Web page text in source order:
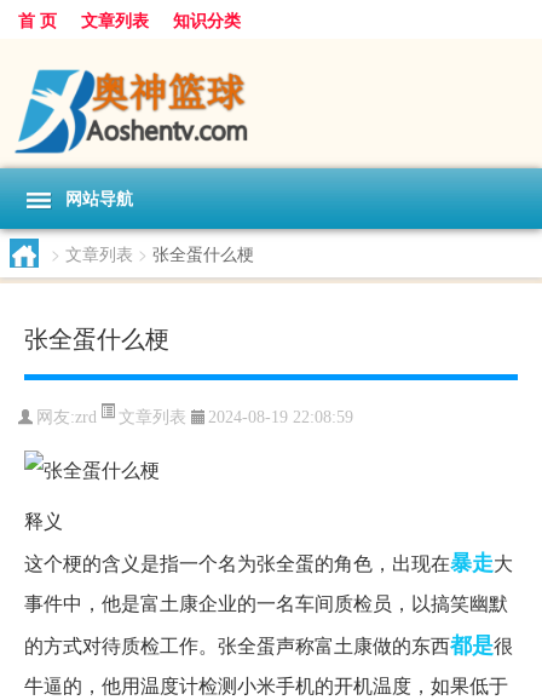
首 页 文章列表 知识分类
网站导航
> 文章列表 > 张全蛋什么梗
张全蛋什么梗
网友:zrd 文章列表 2024-08-19 22:08:59
释义
这个梗的含义是指一个名为张全蛋的角色，出现在暴走大
事件中，他是富土康企业的一名车间质检员，以搞笑幽默
的方式对待质检工作。张全蛋声称富土康做的东西都是很
牛逼的，他用温度计检测小米手机的开机温度，如果低于